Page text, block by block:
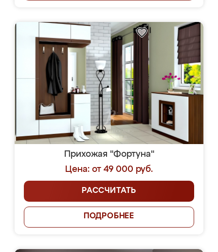
Прихожая "Фортуна"
Цена: от 49 000 руб.
РАССЧИТАТЬ
ПОДРОБНЕЕ